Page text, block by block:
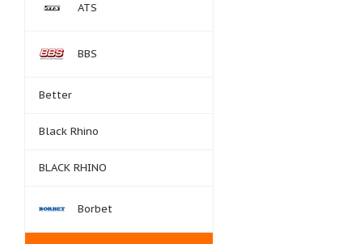
ATS
BBS
Better
Black Rhino
BLACK RHINO
Borbet